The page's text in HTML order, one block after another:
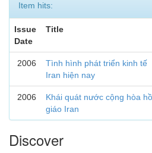
Item hits:
Issue
Date
Title
2006
Tình hình phát triển kinh tế
Iran hiện nay
2006
Khái quát nước cộng hòa
giáo Iran
Discover